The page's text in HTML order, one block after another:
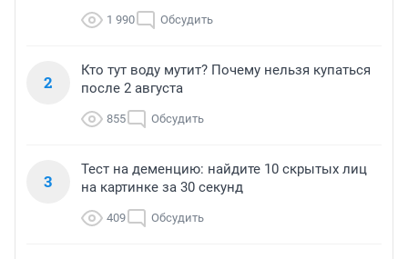
1 990 Обсудить
2
Кто тут воду мутит? Почему нельзя купаться
после 2 августа
855 Обсудить
3
Тест на деменцию: найдите 10 скрытых лиц
на картинке за 30 секунд
409 Обсудить